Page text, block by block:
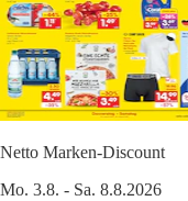
Netto Marken-Discount
Mo. 3.8. - Sa. 8.8.2026